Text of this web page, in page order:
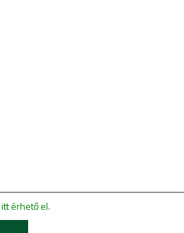
itt érhető el.